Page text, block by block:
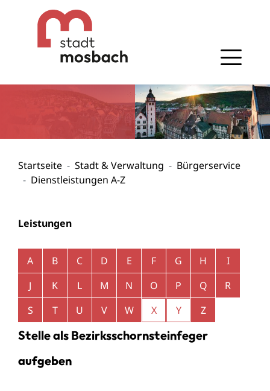
Gehe zum Navigationsbereich
Gehe zum Inhalt
Startseite Stadt & Verwaltung
Bürgerservice
Dienstleistungen A-Z
Leistungen
Alphabetisches Register überspringen
A B C D E F G H
I
J
K L M N O P Q
R
S
T U V W X Y Z
Stelle als Bezirksschornsteinfeger
aufgeben